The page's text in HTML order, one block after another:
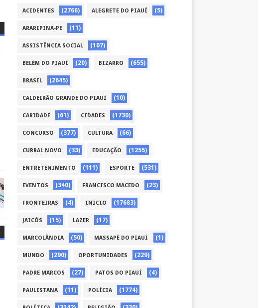
ACIDENTES (2766) ALEGRETE DO PIAUÍ (5)
ARARIPINA-PE (11)
ASSISTÊNCIA SOCIAL (107)
BELÉM DO PIAUÍ (20) BIZARRO (655)
BRASIL (2645)
CALDEIRÃO GRANDE DO PIAUÍ (10)
CARIDADE (61) CIDADES (1730)
CONCURSO (377) CULTURA (66)
CURRAL NOVO (33) EDUCAÇÃO (1255)
ENTRETENIMENTO (111) ESPORTE (531)
EVENTOS (340) FRANCISCO MACEDO (23)
FRONTEIRAS (4) INÍCIO (17683)
JAICÓS (15) LAZER (17)
MARCOLÂNDIA (50) MASSAPÊ DO PIAUÍ (1)
MUNDO (290) OPORTUNIDADES (229)
PADRE MARCOS (27) PATOS DO PIAUÍ (4)
PAULISTANA (11) POLÍCIA (1774)